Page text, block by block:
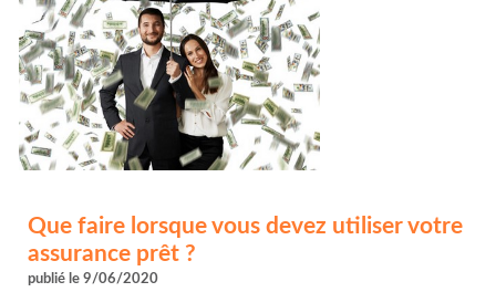
Que faire lorsque vous devez utiliser votre
assurance prêt ?
publié le 9/06/2020